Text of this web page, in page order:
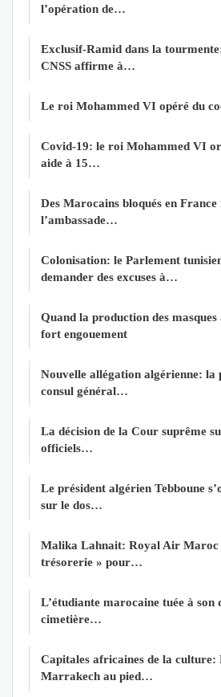
l’opération de…
Exclusif-Ramid dans la
CNSS affirme à…
Le roi Mohammed VI opéré du
Covid-19: le roi Mohammed VI
aide à 15…
Des Marocains bloqués en
l’ambassade…
Colonisation: le Parlement
demander des excuses à…
Quand la production des
fort engouement
Nouvelle allégation algérienne: la
consul général…
La décision de la Cour suprême
officiels…
Le président algérien Tebboune
sur le dos…
Malika Lahnait: Royal Air Maroc
trésorerie » pour…
L’étudiante marocaine tuée à son
cimetière…
Capitales africaines de la culture:
Marrakech au pied…